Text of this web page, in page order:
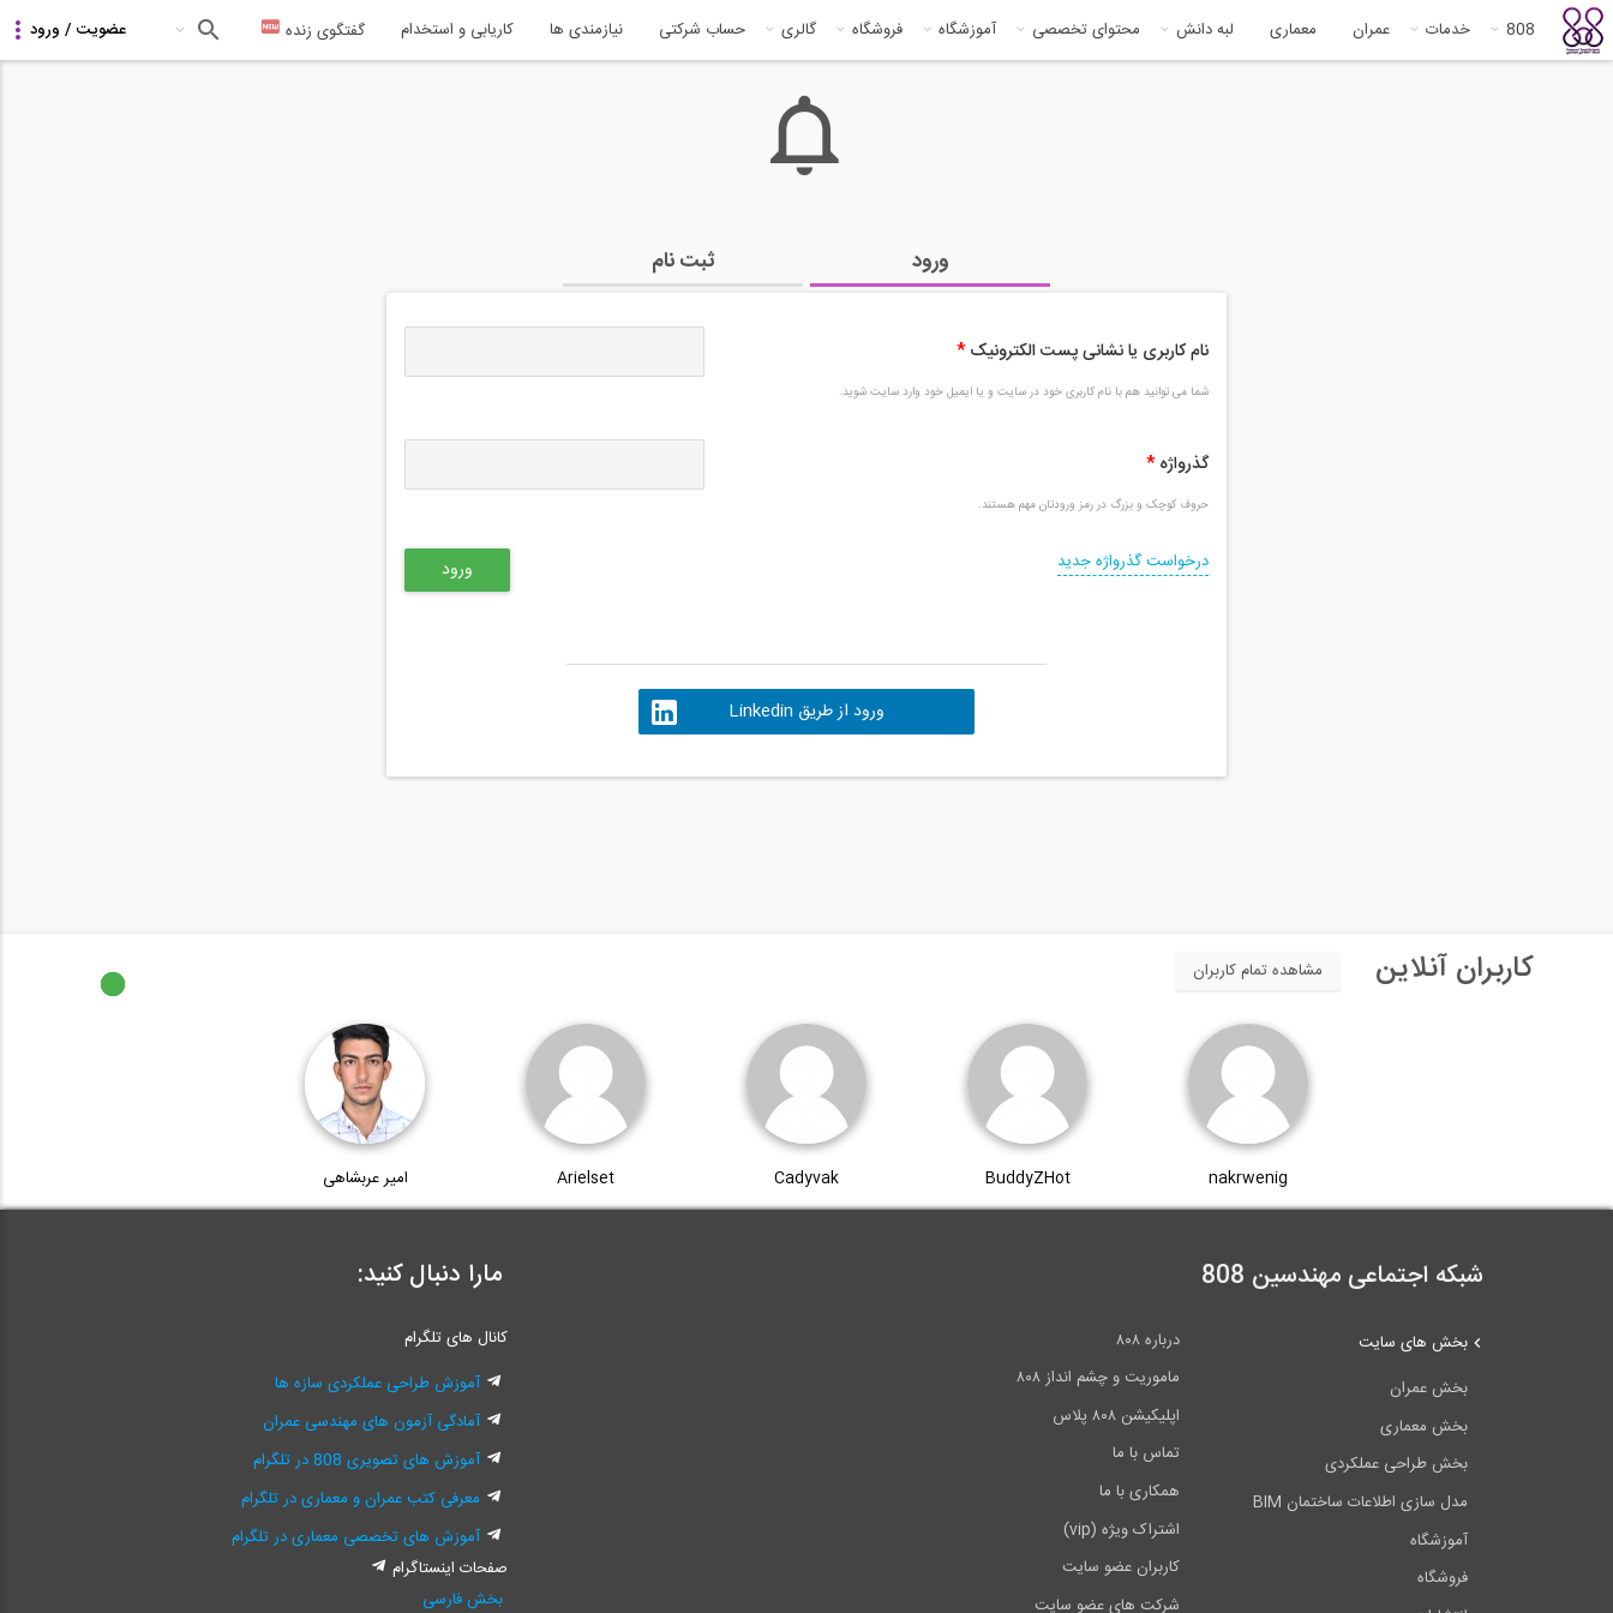
808 خدمات عمران معماری لبه دانش محتوای تخصصی آموزشگاه فروشگاه گالری حساب شرکتی نیازمندی ها کاریابی و استخدام گفتگوی زنده
ورود ثبت نام
نام کاربری یا نشانی پست الکترونیک *
شما می توانید هم با نام کاربری خود در سایت و یا ایمیل خود وارد سایت شوید.
گذرواژه *
حروف کوچک و بزرگ در رمز ورودتان مهم هستند.
درخواست گذرواژه جدید
ورود از طریق Linkedin
کاربران آنلاین مشاهده تمام کاربران
nakrwenig
BuddyZHot
Cadyvak
Arielset امیر عربشاهی
شبکه اجتماعی مهندسین 808
درباره ۸۰۸
ماموریت و چشم انداز ۸۰۸
اپلیکیشن ۸۰۸ پلاس
تماس با ما
همکاری با ما
اشتراک ویژه (vip)
کاربران عضو سایت
شرکت های عضو سایت
بخش های سایت
بخش عمران
بخش معماری
بخش طراحی عملکردی
مدل سازی اطلاعات ساختمان BIM
آموزشگاه
فروشگاه
مارا دنبال کنید:
کانال های تلگرام
آموزش طراحی عملکردی سازه ها
آمادگی آزمون های مهندسی عمران
آموزش های تصویری 808 در تلگرام
معرفی کتب عمران و معماری در تلگرام
آموزش های تخصصی معماری در تلگرام
صفحات اینستاگرام
بخش فارسی